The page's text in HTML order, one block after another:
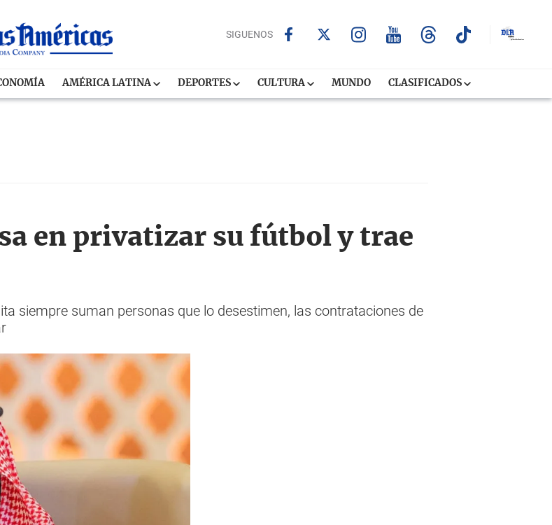
SIGUENOS
AMÉRICA LATINA DEPORTES CULTURA MUNDO CLASIFICADOS
en privatizar su fútbol y trae
siempre suman personas que lo desestimen, las contrataciones de